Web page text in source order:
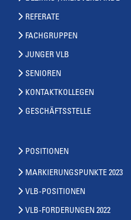
REFERATE
FACHGRUPPEN
JUNGER VLB
SENIOREN
KONTAKTKOLLEGEN
GESCHÄFTSSTELLE
POSITIONEN
MARKIERUNGSPUNKTE 2023
VLB-POSITIONEN
VLB-FORDERUNGEN 2022